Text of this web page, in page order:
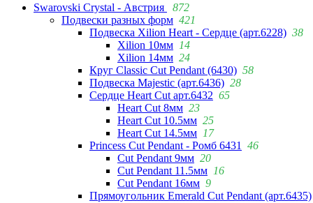
Swarovski Crystal - Австрия
872
Подвески разных форм 421
Подвеска Xilion Heart - Сердце (арт.6228) 38
Xilion 10мм 14
Xilion 14мм 24
Круг Classic Cut Pendant (6430) 58
Подвеска Majestic (арт.6436) 28
Сердце Heart Cut арт.6432 65
Heart Cut 8мм 23
Heart Cut 10.5мм 25
Heart Cut 14.5мм 17
Princess Cut Pendant - Ромб 6431
46
Cut Pendant 9мм 20
Cut Pendant 11.5мм 16
Cut Pendant 16мм 9
Прямоугольник Emerald Cut Pendant (арт.6435)